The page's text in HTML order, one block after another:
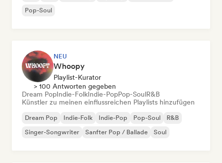
Pop-Soul
NEU
Whoopy
Playlist-Kurator
> 100 Antworten gegeben
Dream PopIndie-FolkIndie-PopPop-SoulR&B
Künstler zu meinen einflussreichen Playlists hinzufügen
Dream Pop Indie-Folk Indie-Pop Pop-Soul
R&B
Singer-Songwriter
Sanfter Pop / Ballade Soul